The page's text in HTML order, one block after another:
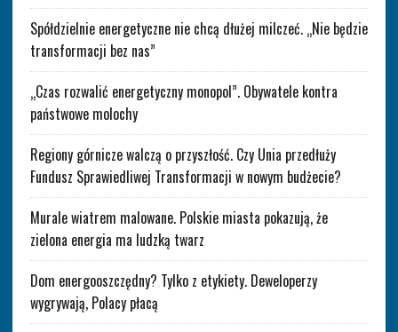
Spółdzielnie energetyczne nie chcą dłużej milczeć. „Nie będzie
transformacji bez nas”
„Czas rozwalić energetyczny monopol”. Obywatele kontra
państwowe molochy
Regiony górnicze walczą o przyszłość. Czy Unia przedłuży
Fundusz Sprawiedliwej Transformacji w nowym budżecie?
Murale wiatrem malowane. Polskie miasta pokazują, że
zielona energia ma ludzką twarz
Dom energooszczędny? Tylko z etykiety. Deweloperzy
wygrywają, Polacy płacą